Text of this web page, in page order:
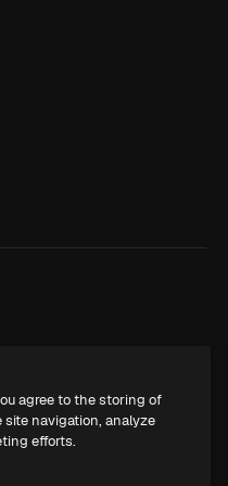
agree to the storing of
navigation, analyze
efforts.